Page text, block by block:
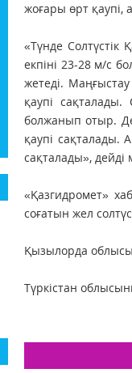
жоғары өрт қаупі,
«Түнде Солтүстік
екпіні 23-28 м/с
жетеді.
қаупі сақталады.
болжанып отыр.
қаупі сақталады.
сақталады», дейді
«Қазгидромет»
соғатын жел
Қызылорда
Түркістан